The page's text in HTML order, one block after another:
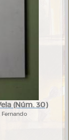
(Núm. 30)
Fernando